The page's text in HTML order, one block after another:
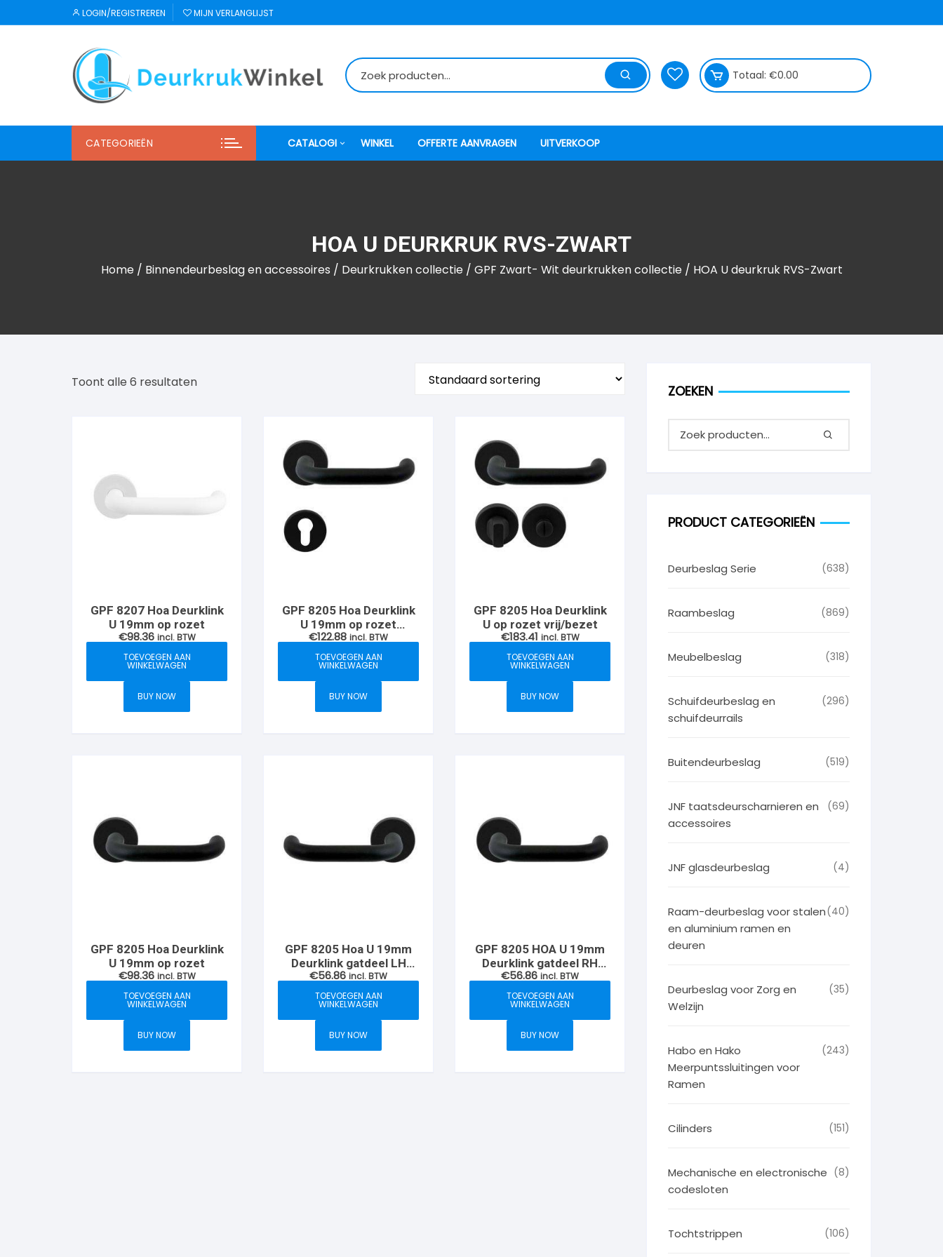
naar
LOGIN/REGISTREREN MIJN VERLANGLIJST
Totaal: €0.00
CATEGORIEËN CATALOGI
Mi Satori
Winlock
WINKEL OFFERTE AANVRAGEN UITVERKOOP
HOA U DEURKRUK RVS-ZWART
Home/ Binnendeurbeslag en accessoires / Deurkrukken collectie/ GPF Zwart- Wit deurkrukken collectie/ HOA U deurkruk RVS-Zwart
Toont alle 6 resultaten
GPF 8207 Hoa Deurklink
U 19mm op rozet
€98.36 incl. BTW
TOEVOEGEN AAN
WINKELWAGEN
BUY NOW
GPF 8205 Hoa Deurklink
U 19mm op rozet
cilinderrozet
€122.88 incl. BTW
TOEVOEGEN AAN
WINKELWAGEN
BUY NOW
GPF 8205 Hoa Deurklink
U op rozet vrij/bezet
€183.41 incl. BTW
TOEVOEGEN AAN
WINKELWAGEN
BUY NOW
GPF 8205 Hoa Deurklink
U 19mm op rozet
€98.36 incl. BTW
TOEVOEGEN AAN
WINKELWAGEN
BUY NOW
GPF 8205 Hoa U 19mm
Deurklink gatdeel LH
wijzend op rozet
€56.86 incl. BTW
TOEVOEGEN AAN
WINKELWAGEN
BUY NOW
GPF 8205 HOA U 19mm
Deurklink gatdeel RH
wijzend op rozet
€56.86 incl. BTW
TOEVOEGEN AAN
WINKELWAGEN
BUY NOW
ZOEKEN
PRODUCT CATEGORIEËN
(638)
Deurbeslag Serie
(869)
Raambeslag
(318)
Meubelbeslag
(296)
Schuifdeurbeslag en
schuifdeurrails
(519)
Buitendeurbeslag
(69)
JNF taatsdeurscharnieren en
accessoires
(4)
JNF glasdeurbeslag
(40)
Raam-deurbeslag voor stalen
en aluminium ramen en
deuren
(35)
Deurbeslag voor Zorg en
Welzijn
(243)
Habo en Hako
Meerpuntssluitingen voor
Ramen
(151)
Cilinders
(8)
Mechanische en electronische
codesloten
(106)
Tochtstrippen